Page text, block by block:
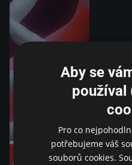
Aby se
používal
Pro co
potřebujeme váš
souborů cookies.